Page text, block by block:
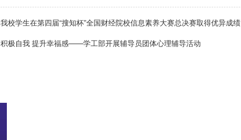
我校学生在第四届“搜知杯”全国财经院校信息素养大赛总决赛取得优异成绩
积极自我 提升幸福感——学工部开展辅导员团体心理辅导活动